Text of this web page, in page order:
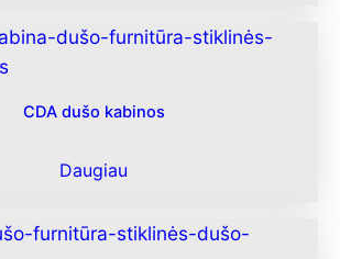
CDA dušo kabinos
Daugiau